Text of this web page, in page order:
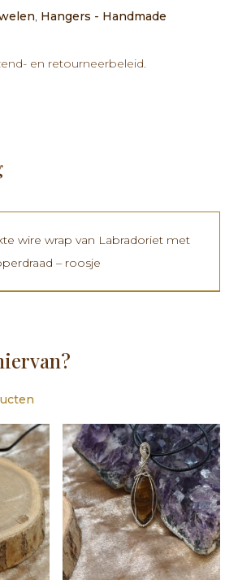
, Hangers - Handmade
en retourneerbeleid.
wire wrap van Labradoriet met
– roosje